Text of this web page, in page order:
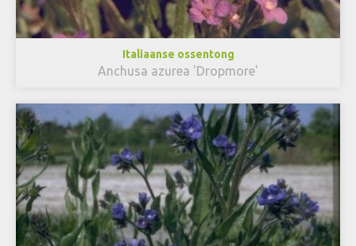
Italiaanse ossentong
Anchusa azurea 'Dropmore'